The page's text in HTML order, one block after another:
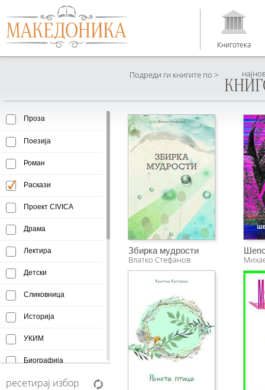
Книготека
Подреди ги книгите по >
Проза
Поезија
Роман
Раскази
Проект CIVICA
Драма
Лектира
Детски
Сликовница
Историја
УКИМ
Биографија
Афоризми
ресетирај избор
Збирка мудрости
Влатко Стефанов